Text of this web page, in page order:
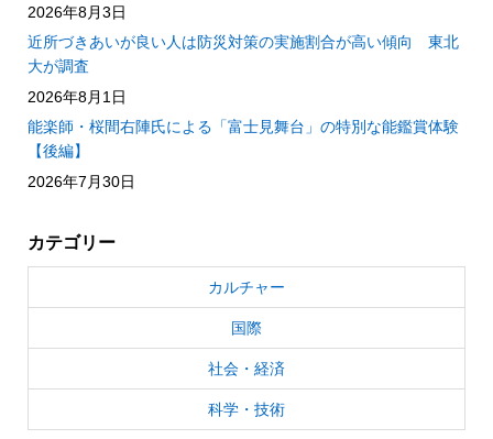
2026年8月3日
近所づきあいが良い人は防災対策の実施割合が高い傾向 東北
大が調査
2026年8月1日
能楽師・桜間右陣氏による「富士見舞台」の特別な能鑑賞体験
【後編】
2026年7月30日
カテゴリー
カルチャー
国際
社会・経済
科学・技術